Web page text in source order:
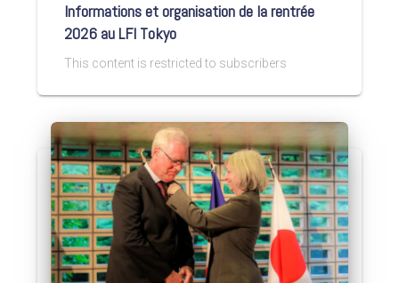
Informations et organisation de la rentrée
2026 au LFI Tokyo
This content is restricted to subscribers